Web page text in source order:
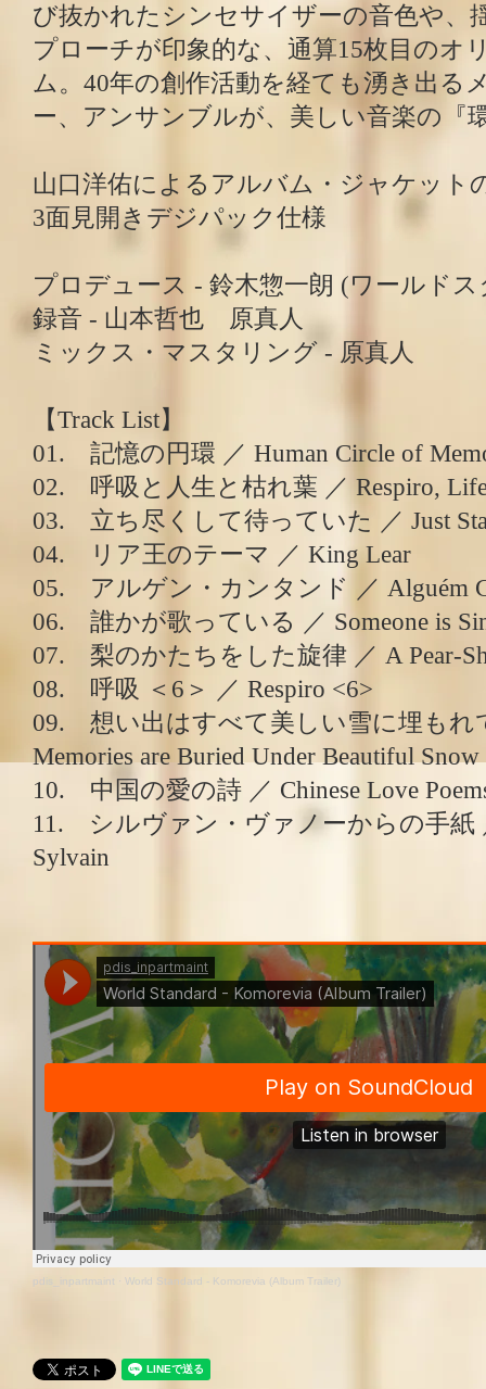
び抜かれたシンセサイザーの音色や、
プローチが印象的な、通算15枚目のオ
ム。40年の創作活動を経ても湧き出る
ー、アンサンブルが、美しい音楽の『
山口洋佑によるアルバム・ジャケット
3面見開きデジパック仕様
プロデュース - 鈴木惣一朗 (ワールド
録音 - 山本哲也 原真人
ミックス・マスタリング - 原真人
【Track List】
01. 記憶の円環 ／ Human Circle of
02. 呼吸と⼈⽣と枯れ葉 ／ Respiro, Life
03. ⽴ち尽くして待っていた ／ Just
04. リア王のテーマ ／ King Lear
05. アルゲン・カンタンド ／ Alguém
06. 誰かが歌っている ／ Someone is
07. 梨のかたちをした旋律 ／ A Pear-
08. 呼吸 ＜6＞ ／ Respiro <6>
09. 想い出はすべて美しい雪に埋もれ
Memories are Buried Under Beautiful Snow
10. 中国の愛の詩 ／ Chinese Love
11. シルヴァン・ヴァノーからの⼿紙
Sylvain
pdis_inpartmaint · World Standard - Komorevia (Album Trailer)